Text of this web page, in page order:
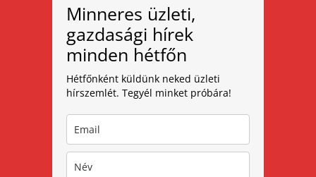
Minneres üzleti,
gazdasági hírek
minden hétfőn
Hétfőnként küldünk neked üzleti
hírszemlét. Tegyél minket próbára!